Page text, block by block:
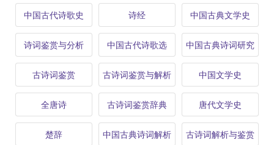
中国古代诗歌史 诗经 中国古典文学史
诗词鉴赏与分析 中国古代诗歌选 中国古典诗词研究
古诗词鉴赏 古诗词鉴赏与解析 中国文学史
全唐诗 古诗词鉴赏辞典 唐代文学史
楚辞 中国古典诗词解析 古诗词解析与鉴赏